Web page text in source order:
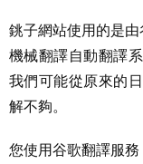
銚子網站使用的是由
機械翻譯自動翻譯
我們可能從原來的
解不夠。
您使用谷歌翻譯服務